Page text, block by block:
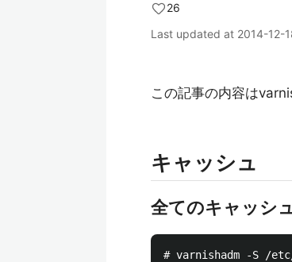
26
Last updated at 2014-12-
この記事の内容は
キャッシュ
全てのキャッシ
# varnishadm -S /